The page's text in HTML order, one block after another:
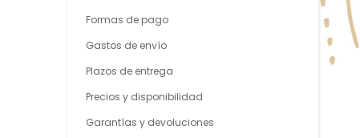
Formas de pago
Gastos de envío
Plazos de entrega
Precios y disponibilidad
Garantías y devoluciones